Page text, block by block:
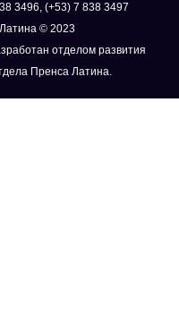
3496, (+53) 7 838 3497
© 2023
отделом развития
Пренса Латина.